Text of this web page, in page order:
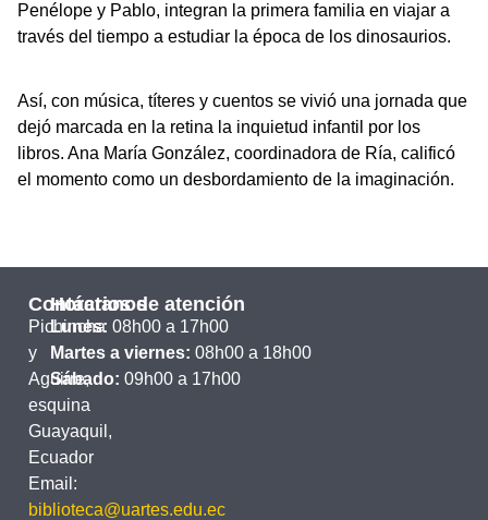
Penélope y Pablo, integran la primera familia en viajar a
través del tiempo a estudiar la época de los dinosaurios.
Así, con música, títeres y cuentos se vivió una jornada que
dejó marcada en la retina la inquietud infantil por los
libros. Ana María González, coordinadora de Ría, calificó
el momento como un desbordamiento de la imaginación.
Contáctanos
Pichincha
y
Aguirre,
esquina
Guayaquil,
Ecuador
Email:
biblioteca@uartes.edu.ec
Horarios de atención
Lunes: 08h00 a 17h00
Martes a viernes: 08h00 a 18h00
Sábado: 09h00 a 17h00